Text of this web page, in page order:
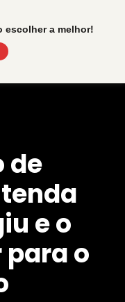
escolher a melhor!
de
e o
para o